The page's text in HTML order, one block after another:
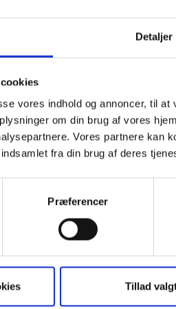
Detaljer
vores indhold og annoncer, til
om din brug af vores
Vores partnere kan
fra din brug af deres
Præferencer
Tillad
via køkken-
køkkenet placeret i
opholdsrum, der
Boligen har ligeledes
til en flisebelagt
da boligerne kan